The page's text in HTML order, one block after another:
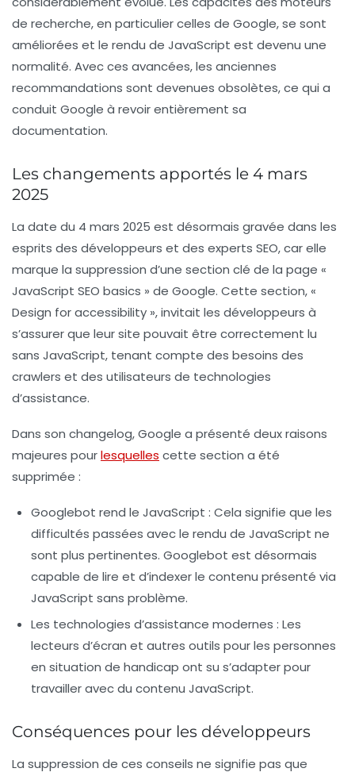
de recherche, en particulier celles de Google, se sont
améliorées et le rendu de JavaScript est devenu une
normalité. Avec ces avancées, les anciennes
recommandations sont devenues obsolètes, ce qui a
conduit Google à revoir entièrement sa
documentation.
Les changements apportés le 4 mars
2025
La date du 4 mars 2025 est désormais gravée dans les
esprits des développeurs et des experts SEO, car elle
marque la suppression d’une section clé de la page «
JavaScript SEO basics » de Google. Cette section, «
Design for accessibility », invitait les développeurs à
s’assurer que leur site pouvait être correctement lu
sans JavaScript, tenant compte des besoins des
crawlers et des utilisateurs de technologies
d’assistance.
Dans son changelog, Google a présenté deux raisons
majeures pourlesquelles cette section a été
supprimée :
Googlebot rend le JavaScript : Cela signifie que les
difficultés passées avec le rendu de JavaScript ne
sont plus pertinentes. Googlebot est désormais
capable de lire et d’indexer le contenu présenté via
JavaScript sans problème.
Les technologies d’assistance modernes : Les
lecteurs d’écran et autres outils pour les personnes
en situation de handicap ont su s’adapter pour
travailler avec du contenu JavaScript.
Conséquences pour les développeurs
La suppression de ces conseils ne signifie pas que